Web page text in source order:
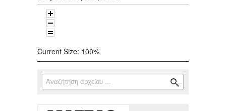
Current Size: 100%
Φόρμα αναζήτησης
Αναζήτηση